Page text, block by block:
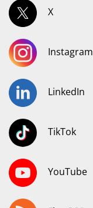
X
Instagram
LinkedIn
TikTok
YouTube